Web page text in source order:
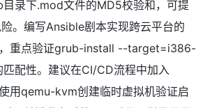
录下.mod文件的MD5校验和，可提
。编写Ansible剧本实现跨云平台的
，重点验证grub-install --target=i386-
配性。建议在CI/CD流程中加入
用qemu-kvm创建临时虚拟机验证启